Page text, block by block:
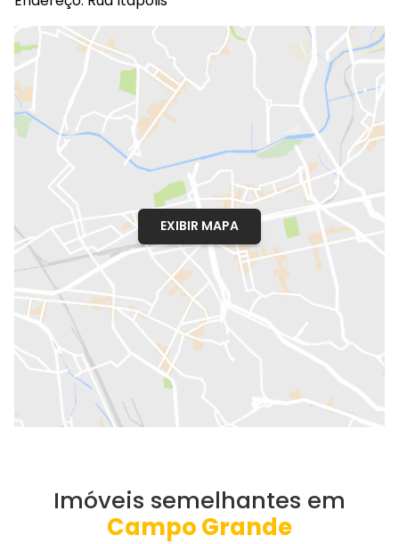
EXIBIR MAPA
Imóveis semelhantes em
Campo Grande